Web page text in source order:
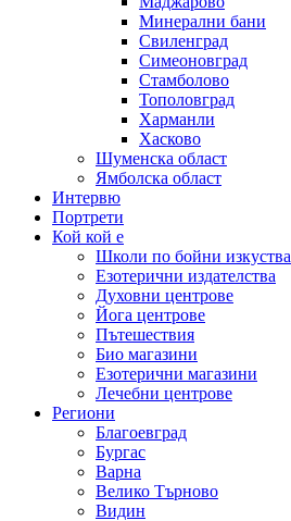
Минерални бани
Свиленград
Симеоновград
Стамболово
Тополовград
Харманли
Хасково
Шуменска област
Ямболска област
Интервю
Портрети
Кой кой е
Школи по бойни изкуства
Езотерични издателства
Духовни центрове
Йога центрове
Пътешествия
Био магазини
Езотерични магазини
Лечебни центрове
Региони
Благоевград
Бургас
Варна
Велико Търново
Видин